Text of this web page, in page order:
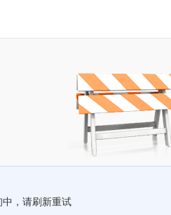
中，请刷新重试